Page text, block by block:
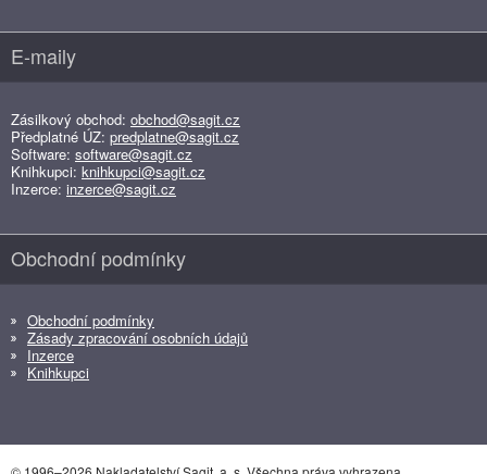
E-maily
Zásilkový obchod: obchod@sagit.cz
Předplatné ÚZ: predplatne@sagit.cz
Software: software@sagit.cz
Knihkupci: knihkupci@sagit.cz
Inzerce: inzerce@sagit.cz
Obchodní podmínky
Obchodní podmínky
Zásady zpracování osobních údajů
Inzerce
Knihkupci